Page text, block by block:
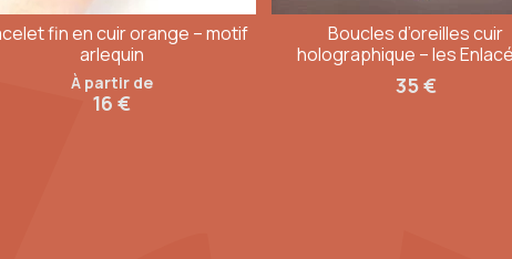
fin en cuir orange – motif
arlequin
À partir de
16€
Boucles d’oreilles cuir
holographique – les
35€